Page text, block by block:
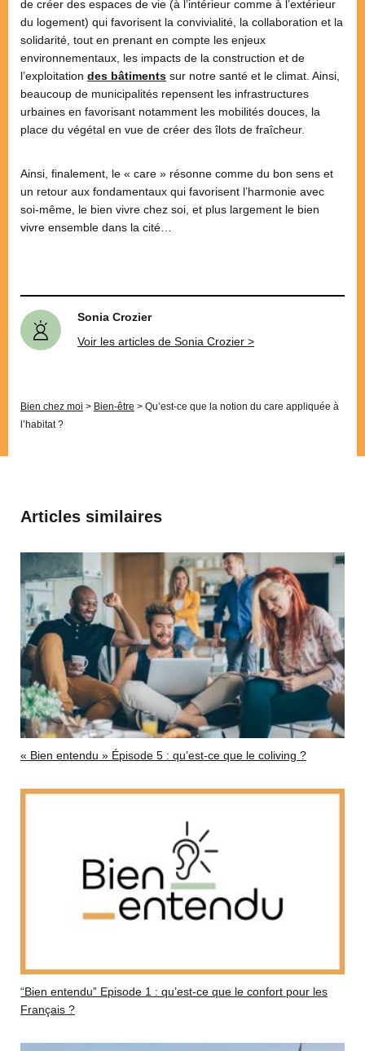
de créer des espaces de vie (à l’intérieur comme à l’extérieur
du logement) qui favorisent la convivialité, la collaboration et la
solidarité, tout en prenant en compte les enjeux
environnementaux, les impacts de la construction et de
l’exploitation des bâtiments sur notre santé et le climat. Ainsi,
beaucoup de municipalités repensent les infrastructures
urbaines en favorisant notamment les mobilités douces, la
place du végétal en vue de créer des îlots de fraîcheur.
Ainsi, finalement, le « care » résonne comme du bon sens et
un retour aux fondamentaux qui favorisent l’harmonie avec
soi-même, le bien vivre chez soi, et plus largement le bien
vivre ensemble dans la cité…
Sonia Crozier
Voir les articles de Sonia Crozier >
Bien chez moi > Bien-être > Qu’est-ce que la notion du care appliquée à
l’habitat ?
Articles similaires
« Bien entendu » Épisode 5 : qu’est-ce que le coliving ?
“Bien entendu” Episode 1 : qu’est-ce que le confort pour les
Français ?